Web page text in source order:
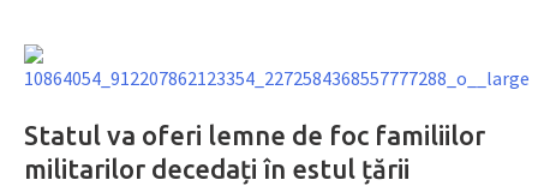
Statul va oferi lemne de foc familiilor
militarilor decedați în estul țării